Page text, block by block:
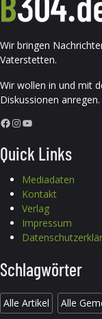
Wir bringen
Vaterstetten.
Wir wollen in und mit
Diskussionen anregen.
Facebook InstagramYouTube
Quick Links
Mediadaten
Kontakt
Verlag
Impressum
Schlagwörter
Alle Artikel Alle